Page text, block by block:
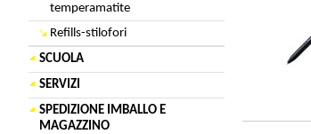
temperamatite
Refills-stilofori
SCUOLA
SERVIZI
SPEDIZIONE IMBALLO E
MAGAZZINO